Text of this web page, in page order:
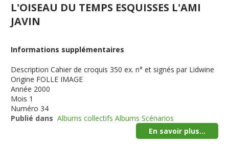
L'OISEAU DU TEMPS ESQUISSES L'AMI
JAVIN
Informations supplémentaires
Description Cahier de croquis 350 ex. n° et signés par Lidwine
Origine FOLLE IMAGE
Année 2000
Mois 1
Numéro 34
Publié dans Albums collectifs Albums Scénarios
En savoir plus...